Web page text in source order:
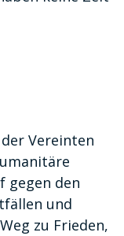
Vereinten
gegen den
und
zu Frieden,